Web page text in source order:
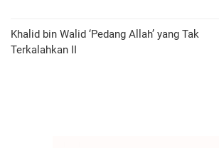
Khalid bin Walid ‘Pedang Allah’ yang Tak
Terkalahkan II